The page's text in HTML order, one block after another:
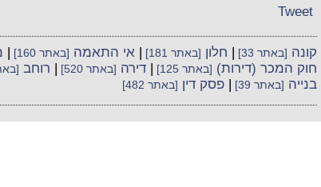
Tweet
קונה [באתר 33] | חלון [באתר 181] | אי התאמה [באתר 160] |
חוק המכר (דירות) [באתר 125] | דירה [באתר 520] | רוחב [באתר
בנייה [באתר 39] | פסק דין [באתר 482]